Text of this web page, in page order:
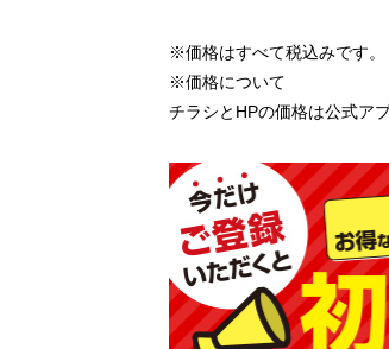
※価格はすべて税込みです。
※価格について
チラシとHPの価格は公式ア